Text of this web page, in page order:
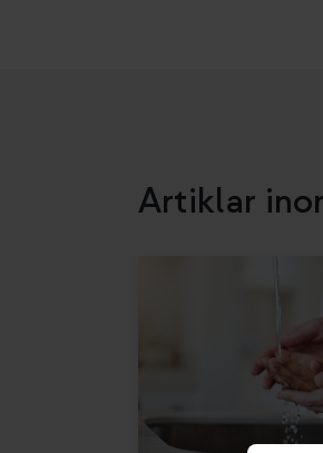
Artiklar